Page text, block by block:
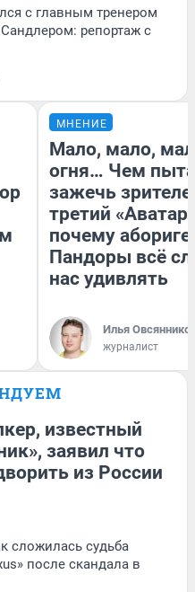
с главным тренером
репортаж с
МНЕНИЕ
Мало, мало,
огня… Чем
зажечь
третий
почему
Пандоры всё
нас удивлять
Илья
журналист
известный
заявил что
из России
сложилась судьба
после скандала в